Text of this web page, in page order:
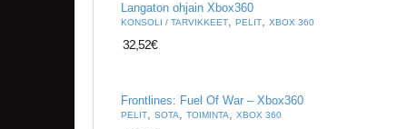
Langaton ohjain Xbox360
KONSOLI / TARVIKKEET, PELIT, XBOX 360
32,52€
Frontlines: Fuel Of War – Xbox360
PELIT, SOTA, TOIMINTA, XBOX 360